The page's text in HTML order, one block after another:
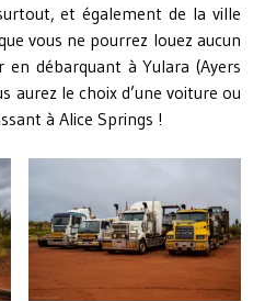
et également de la ville
vous ne pourrez louez aucun
en débarquant à Yulara (Ayers
aurez le choix d’une voiture ou
à Alice Springs !